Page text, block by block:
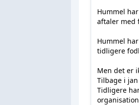
Hummel
aftaler med
Hummel
tidligere
Men det er
Tilbage i
Tidligere